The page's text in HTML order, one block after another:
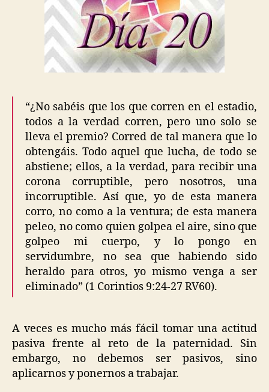
“¿No sabéis que los que corren en el estadio,
todos a la verdad corren, pero uno solo se
lleva el premio? Corred de tal manera que lo
obtengáis. Todo aquel que lucha, de todo se
abstiene; ellos, a la verdad, para recibir una
corona corruptible, pero nosotros, una
incorruptible. Así que, yo de esta manera
corro, no como a la ventura; de esta manera
peleo, no como quien golpea el aire, sino que
golpeo mi cuerpo, y lo pongo en
servidumbre, no sea que habiendo sido
heraldo para otros, yo mismo venga a ser
eliminado” (1 Corintios 9:24-27 RV60).
A veces es mucho más fácil tomar una actitud
pasiva frente al reto de la paternidad. Sin
embargo, no debemos ser pasivos, sino
aplicarnos y ponernos a trabajar.